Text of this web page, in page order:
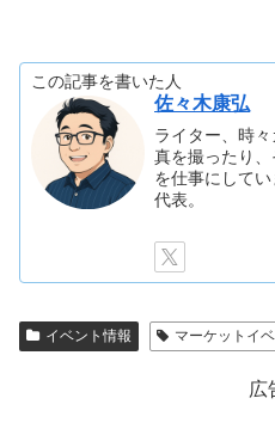
この記事を書いた人
佐々木康弘
ライター、時
真を撮ったり
を仕事にして
代表。
イベント情報 マーケットイ
広